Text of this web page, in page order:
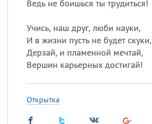
Ведь не боишься ты трудиться!
Учись, наш друг, люби науки,
И в жизни пусть не будет скуки,
Дерзай, и пламенной мечтай,
Вершин карьерных достигай!
Открытка